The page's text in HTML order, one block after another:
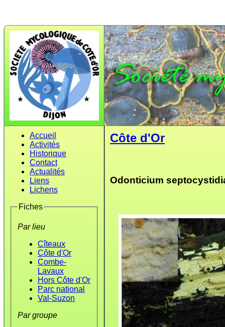
Accueil
Activités
Historique
Contact
Actualités
Liens
Lichens
Fiches
Par lieu
Cîteaux
Côte d'Or
Combe-
Lavaux
Hors Côte d'Or
Parc national
Val-Suzon
Par groupe
Côte d'Or
Odonticium